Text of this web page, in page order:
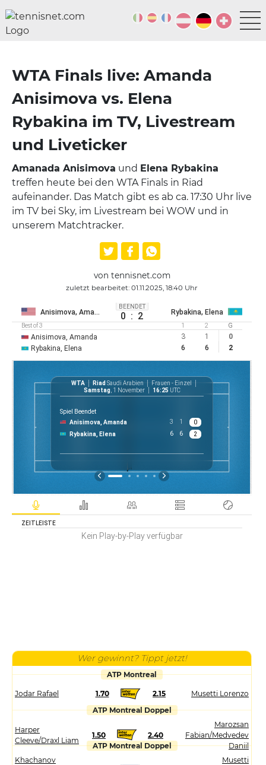
WTA Finals live: Amanda
Anisimova vs. Elena
Rybakina im TV, Livestream
und Liveticker
Amanada Anisimova und Elena Rybakina
treffen heute bei den WTA Finals in Riad
aufeinander. Das Match gibt es ab ca. 17:30 Uhr live
im TV bei Sky, im Livestream bei WOW und in
unserem Matchtracker.
von tennisnet.com
zuletzt bearbeitet: 01.11.2025, 18:40 Uhr
Anisimova, Amanda
BEENDET
0 : 2 Rybakina, Elena
Best of 3 1 2 G
Anisimova, Amanda 3 1
0
Rybakina, Elena
6 6 2
WTA Riad Saudi Arabien
Frauen - Einzel
Samstag, 1 November 16:25 UTC
Spiel Beendet
Anisimova, Amanda
3 1
0
Rybakina, Elena
6 6 2
ZEITLEISTE
Kein Play-by-Play verfügbar
Wer gewinnt? Tippt jetzt!
ATP Montreal
Jodar Rafael 1.70 2.15
Musetti Lorenzo
ATP Montreal Doppel
Harper
Cleeve/Draxl Liam
1.50 2.40
Marozsan
Fabian/Medvedev
Daniil
ATP Montreal Doppel
Khachanov
Musetti